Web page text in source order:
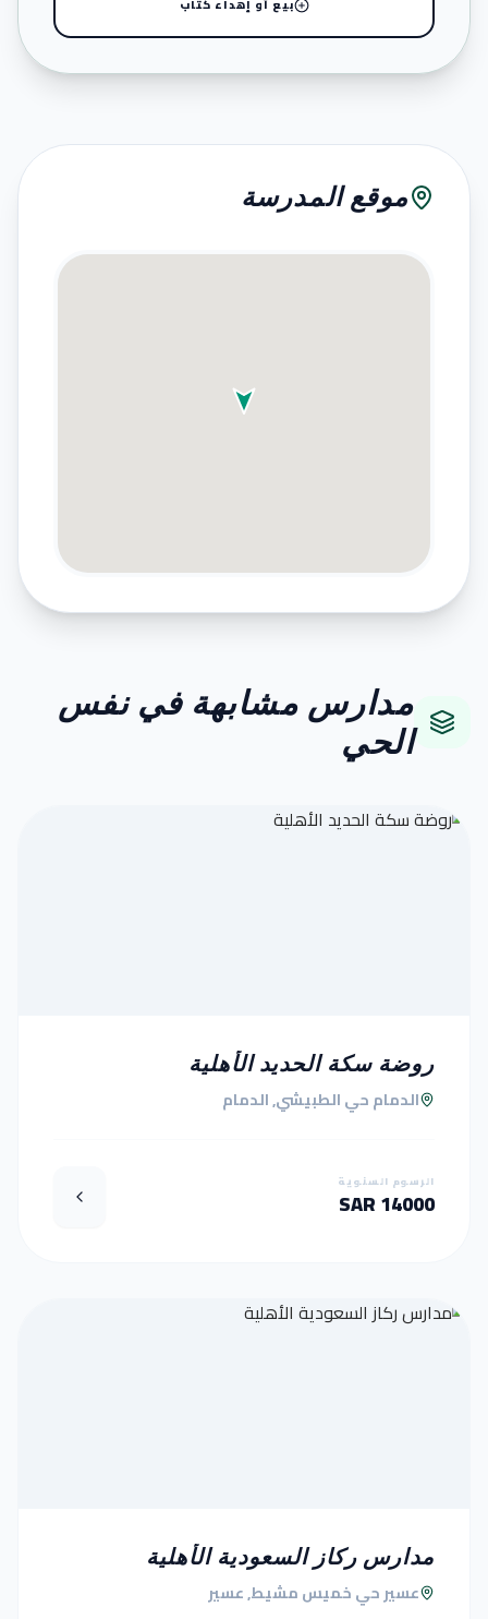
بيع أو إهداء كتاب
موقع المدرسة
مدارس مشابهة في نفس
الحي
روضة سكة الحديد الأهلية
الدمام حي الطبيشي, الدمام
الرسوم السنوية
14000 SAR
مدارس ركاز السعودية الأهلية
عسير حي خميس مشيط, عسير